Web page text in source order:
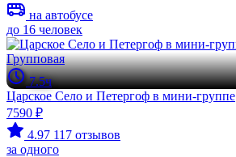
на автобусе
до 16 человек
Групповая
7.5ч
Царское Село и Петергоф в мини-группе
7590 ₽
4.97 117 отзывов
за одного